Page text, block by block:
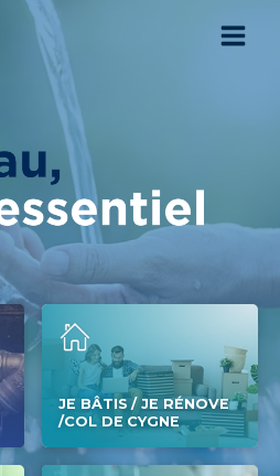
JE BÂTIS / JE RÉNOVE
/COL DE CYGNE